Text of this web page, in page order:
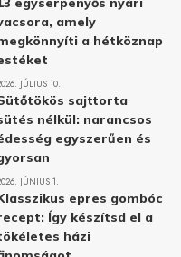
amely
a hétköznap
JÚLIUS 10.
sajttorta
nélkül: narancsos
egyszerűen és
JÚNIUS 1.
epres gombóc
Így készítsd el a
házi